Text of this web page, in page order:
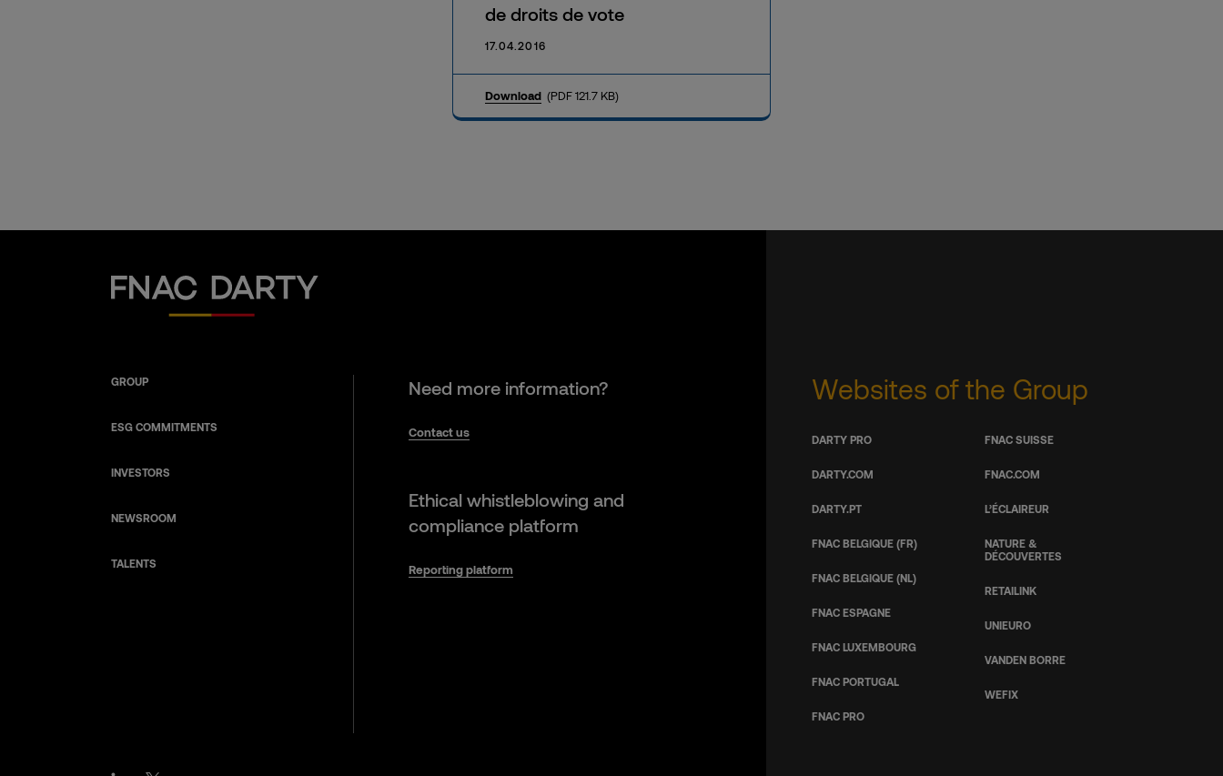
de droits de vote
17.04.2016
Download (PDF 121.7 KB)
Fnac Darty
GROUP
ESG COMMITMENTS
INVESTORS
NEWSROOM
TALENTS
Need more information?
Contact us
Ethical whistleblowing and
compliance platform
Reporting platform
Websites of the Group
DARTY PRO
DARTY.COM
DARTY.PT
FNAC BELGIQUE (FR)
FNAC BELGIQUE (NL)
FNAC ESPAGNE
FNAC LUXEMBOURG
FNAC PORTUGAL
FNAC PRO
FNAC SUISSE
FNAC.COM
L’ÉCLAIREUR
NATURE &
DÉCOUVERTES
RETAILINK
UNIEURO
VANDEN BORRE
WEFIX